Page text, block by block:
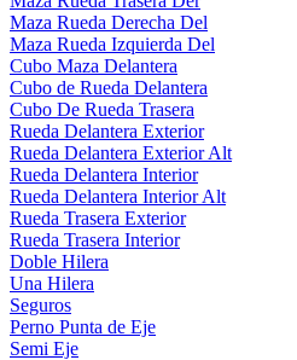
Maza Rueda Derecha Del
Maza Rueda Izquierda Del
Cubo Maza Delantera
Cubo de Rueda Delantera
Cubo De Rueda Trasera
Rueda Delantera Exterior
Rueda Delantera Exterior Alt
Rueda Delantera Interior
Rueda Delantera Interior Alt
Rueda Trasera Exterior
Rueda Trasera Interior
Doble Hilera
Una Hilera
Seguros
Perno Punta de Eje
Semi Eje